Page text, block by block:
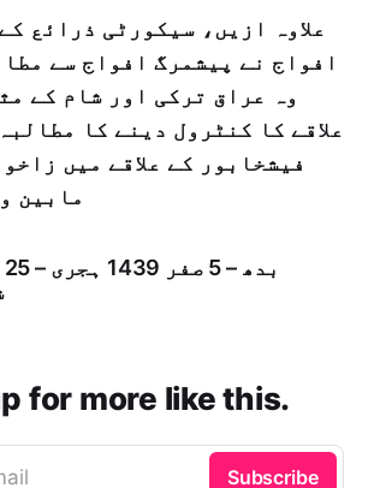
علاوہ ازیں، سیکورٹی ذرائع
افواج نے پیشمرگ افواج سے
وہ عراق ترکی اور شام کے
علاقے کا کنٹرول دینے کا
فیشخابور کے علاقے میں
مابین
for more like this.
Subscribe